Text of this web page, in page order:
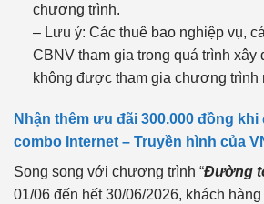
chương trình.
– Lưu ý: Các thuê bao nghiệp vụ,
CBNV tham gia trong quá trình
không được tham gia chương trình
Nhận thêm ưu đãi 300.000 đồng
combo Internet – Truyền hình của
Song song với chương trình “Đường
01/06 đến hết 30/06/2026, khách